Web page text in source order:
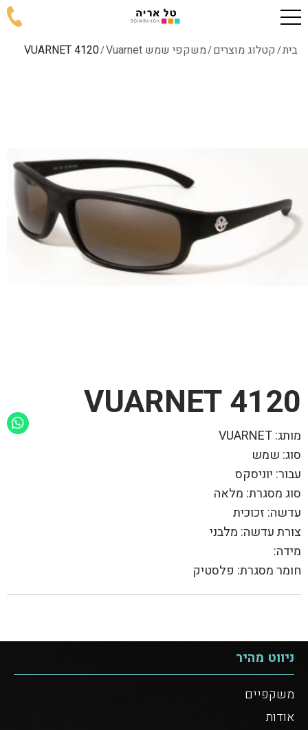
בית/קטלוג מוצרים/משקפי שמש Vuarnet /
4120 VUARNET
4120 VUARNET
מותג: VUARNET
סוג: שמש
עבור: יוניסקס
סוג מסגרת: מלאה
עדשה: זכוכית
צורת עדשה: מלבני
מידה:
חומר מסגרת: פלסטיק
ניווט מהיר
משקפיים
אודות